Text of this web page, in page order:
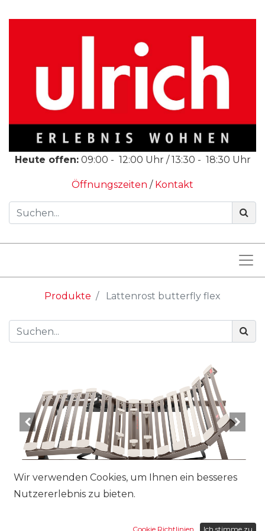
Heute offen: 09:00 - 12:00 Uhr /13:30 - 18:30 Uhr
Öffnungszeiten / Kontakt
Produkte Lattenrost butterfly flex
Wir verwenden Cookies, um Ihnen ein besseres
Nutzererlebnis zu bieten.
Cookie Richtlinien Ich stimme zu